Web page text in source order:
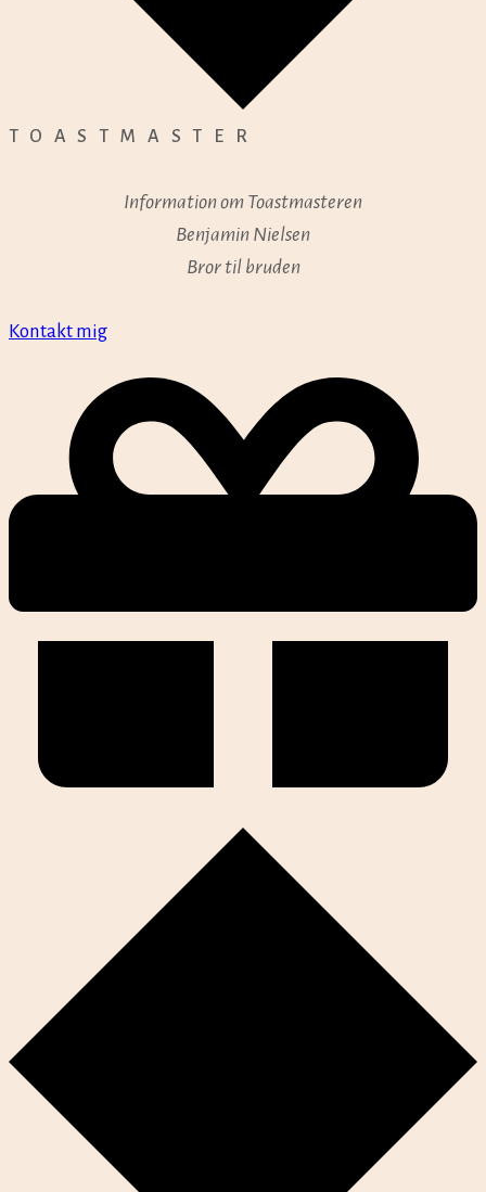
TOASTMASTER
Information om Toastmasteren
Benjamin Nielsen
Bror til bruden
Kontakt mig